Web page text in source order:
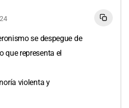
se despegue de
que representa el
violenta y